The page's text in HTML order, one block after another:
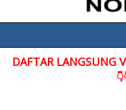
DAFTAR LANGSUNG